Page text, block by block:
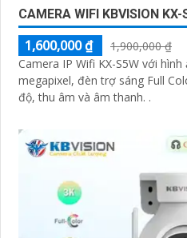
CAMERA WIFI KBVISION KX-
1,600,000 ₫
1,900,000 ₫
Camera IP Wifi KX-S5W với
megapixel, đèn trợ sáng Full
độ, thu âm và âm thanh. .